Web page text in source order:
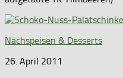
Nachspeisen & Desserts
26. April 2011